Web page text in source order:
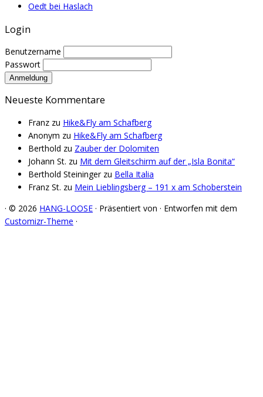
Oedt bei Haslach
Login
Benutzername
Passwort
Neueste Kommentare
Franz zu Hike&Fly am Schafberg
Anonym zu Hike&Fly am Schafberg
Berthold zu Zauber der Dolomiten
Johann St. zu Mit dem Gleitschirm auf der „Isla Bonita“
Berthold Steiningerzu Bella Italia
Franz St. zu Mein Lieblingsberg – 191 x am Schoberstein
· © 2026 HANG-LOOSE · Präsentiert von · Entworfen mit dem
Customizr-Theme ·